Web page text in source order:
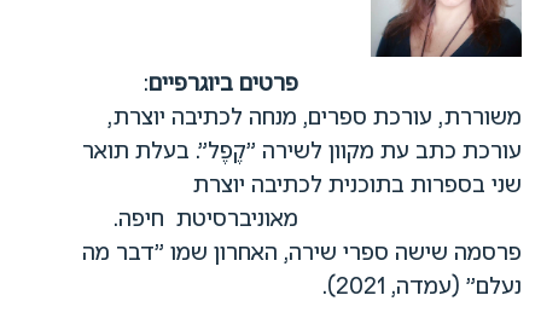
פרטים ביוגרפיים:
משוררת, עורכת ספרים, מנחה לכתיבה יוצרת,
עורכת כתב עת מקוון לשירה "קֶפֶל". בעלת תואר
שני בספרות בתוכנית לכתיבה יוצרת
מאוניברסיטת חיפה.
פרסמה שישה ספרי שירה, האחרון שמו "דבר מה
נעלם" (עמדה, 2021).